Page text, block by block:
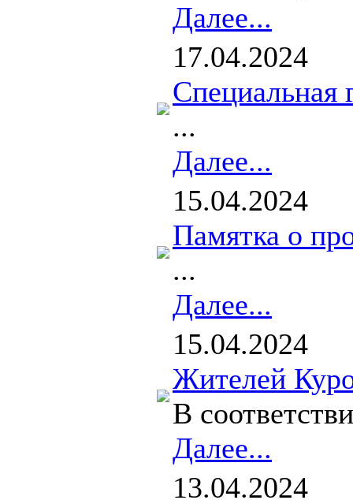
Далее...
17.04.2024
Специальная
...
Далее...
15.04.2024
Памятка о
...
Далее...
15.04.2024
Жителей
В
Далее...
13.04.2024